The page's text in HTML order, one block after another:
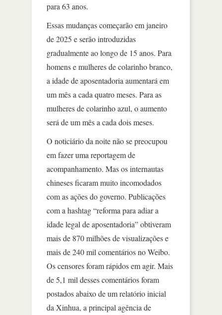
para 63 anos.
Essas mudanças começarão em janeiro
de 2025 e serão introduzidas
gradualmente ao longo de 15 anos. Para
homens e mulheres de colarinho branco,
a idade de aposentadoria aumentará em
um mês a cada quatro meses. Para as
mulheres de colarinho azul, o aumento
será de um mês a cada dois meses.
O noticiário da noite não se preocupou
em fazer uma reportagem de
acompanhamento. Mas os internautas
chineses ficaram muito incomodados
com as ações do governo. Publicações
com a hashtag “reforma para adiar a
idade legal de aposentadoria” obtiveram
mais de 870 milhões de visualizações e
mais de 240 mil comentários no Weibo.
Os censores foram rápidos em agir. Mais
de 5,1 mil desses comentários foram
postados abaixo de um relatório inicial
da Xinhua, a principal agência de